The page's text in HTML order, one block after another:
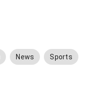
News Sports